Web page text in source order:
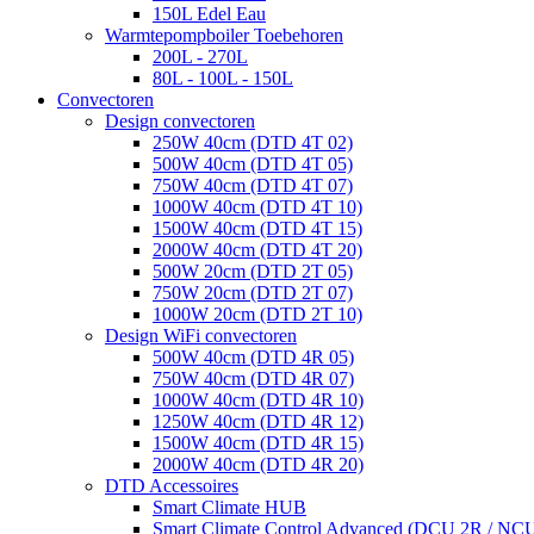
150L Edel Eau
Warmtepompboiler Toebehoren
200L - 270L
80L - 100L - 150L
Convectoren
Design convectoren
250W 40cm (DTD 4T 02)
500W 40cm (DTD 4T 05)
750W 40cm (DTD 4T 07)
1000W 40cm (DTD 4T 10)
1500W 40cm (DTD 4T 15)
2000W 40cm (DTD 4T 20)
500W 20cm (DTD 2T 05)
750W 20cm (DTD 2T 07)
1000W 20cm (DTD 2T 10)
Design WiFi convectoren
500W 40cm (DTD 4R 05)
750W 40cm (DTD 4R 07)
1000W 40cm (DTD 4R 10)
1250W 40cm (DTD 4R 12)
1500W 40cm (DTD 4R 15)
2000W 40cm (DTD 4R 20)
DTD Accessoires
Smart Climate HUB
Smart Climate Control Advanced (DCU 2R /